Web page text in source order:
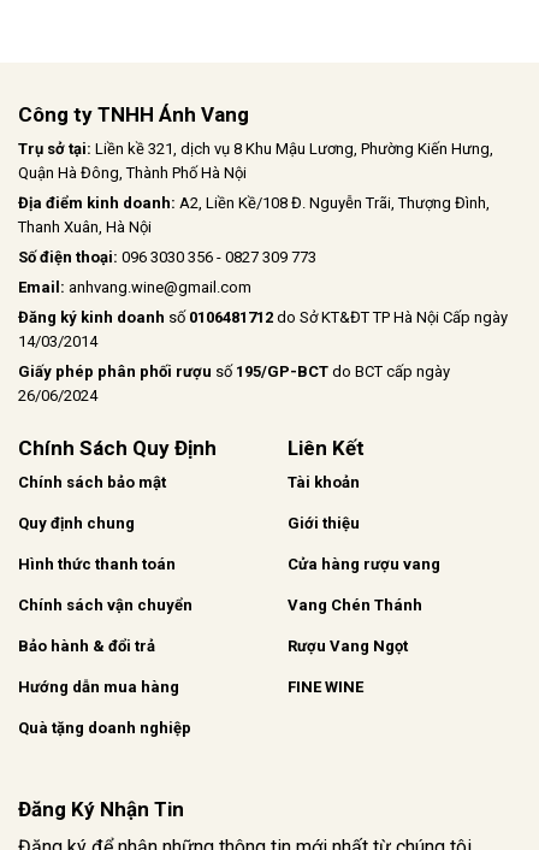
Công ty TNHH Ánh Vang
Trụ sở tại: Liền kề 321, dịch vụ 8 Khu Mậu Lương, Phường Kiến Hưng,
Quận Hà Đông, Thành Phố Hà Nội
Địa điểm kinh doanh: A2, Liền Kề/108 Đ. Nguyễn Trãi, Thượng Đình,
Thanh Xuân, Hà Nội
Số điện thoại: 096 3030 356 - 0827 309 773
Email: anhvang.wine@gmail.com
Đăng ký kinh doanh số 0106481712 do Sở KT&ĐT TP Hà Nội Cấp ngày
14/03/2014
Giấy phép phân phối rượu số 195/GP-BCT do BCT cấp ngày
26/06/2024
Chính Sách Quy Định
Chính sách bảo mật
Quy định chung
Hình thức thanh toán
Chính sách vận chuyển
Bảo hành & đổi trả
Hướng dẫn mua hàng
Quà tặng doanh nghiệp
Liên Kết
Tài khoản
Giới thiệu
Cửa hàng rượu vang
Vang Chén Thánh
Rượu Vang Ngọt
FINE WINE
Đăng Ký Nhận Tin